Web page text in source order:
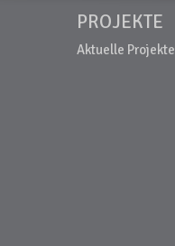
PROJEKTE
Aktuelle Projekte